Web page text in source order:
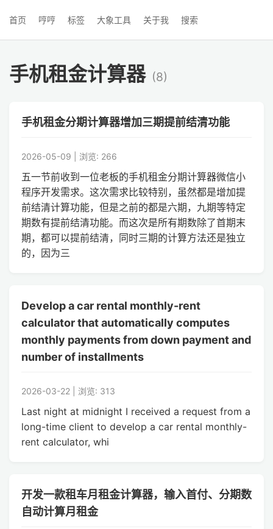
首页 哼哼 标签 大象工具 关于我 搜索
手机租金计算器 (8)
手机租金分期计算器增加三期提前结清功能
2026-05-09 | 浏览: 266
五一节前收到一位老板的手机租金分期计算器微信小
程序开发需求。这次需求比较特别，虽然都是增加提
前结清计算功能，但是之前的都是六期，九期等特定
期数有提前结清功能。而这次是所有期数除了首期末
期，都可以提前结清，同时三期的计算方法还是独立
的，因为三
Develop a car rental monthly-rent
calculator that automatically computes
monthly payments from down payment and
number of installments
2026-03-22 | 浏览: 313
Last night at midnight I received a request from a
long-time client to develop a car rental monthly-
rent calculator, whi
开发一款租车月租金计算器，输入首付、分期数
自动计算月租金